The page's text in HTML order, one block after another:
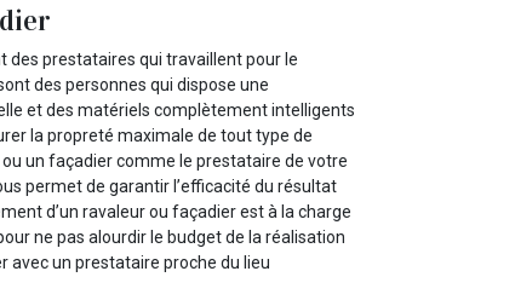
des prestataires qui travaillent pour le
des personnes qui dispose une
et des matériels complètement intelligents
la propreté maximale de tout type de
un façadier comme le prestataire de votre
permet de garantir l’efficacité du résultat
d’un ravaleur ou façadier est à la charge
ne pas alourdir le budget de la réalisation
avec un prestataire proche du lieu